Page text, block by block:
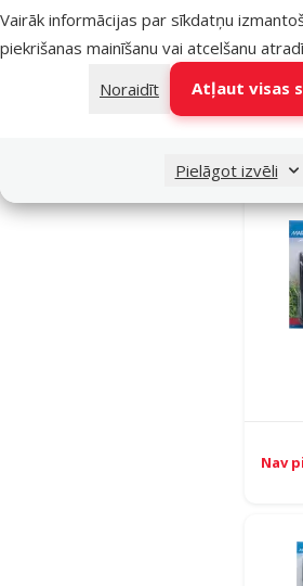
Vairāk informācijas par sīkdatņu
piekrišanas mainīšanu vai atcelšanu
Noraidīt
Atļaut visas
Pielāgot izvēli
Nav